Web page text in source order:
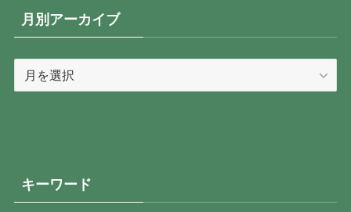
リ
ー
月別アーカイブ
ブキーワード